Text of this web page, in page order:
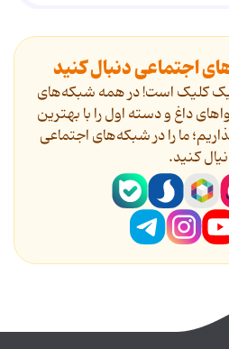
اجتماعی دنبال کنید
یک کلیک است! در همه شبکه‌های
داغ و دسته اول را با بهترین
ما را در شبکه‌های اجتماعی
کنید.